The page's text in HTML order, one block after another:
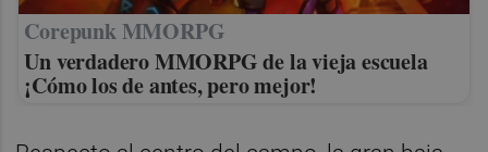
Corepunk MMORPG
Un verdadero MMORPG de la vieja escuela
¡Cómo los de antes, pero mejor!